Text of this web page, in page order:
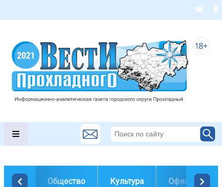
Общество Культура Официально